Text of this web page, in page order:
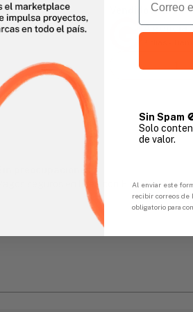
Vendido Por:
Agencia
Sin preocupaciones
Pagos seguros en línea con FicoPOS
Sin Spam
Solo
de valor.
Al enviar este
recibir correos de
obligatorio para